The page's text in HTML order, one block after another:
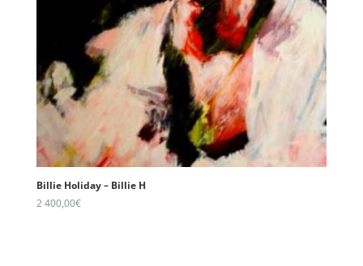
Billie Holiday – Billie H
2 400,00€